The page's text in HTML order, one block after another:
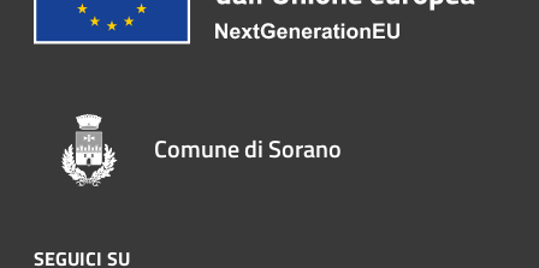
Comune di Sorano
SEGUICI SU